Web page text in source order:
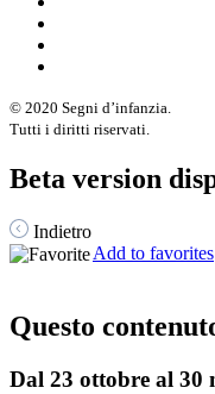
© 2020 Segni d’infanzia.
Tutti i diritti riservati.
Beta version
Indietro
Add to favorites
Questo
Dal 23 ottobre al 30